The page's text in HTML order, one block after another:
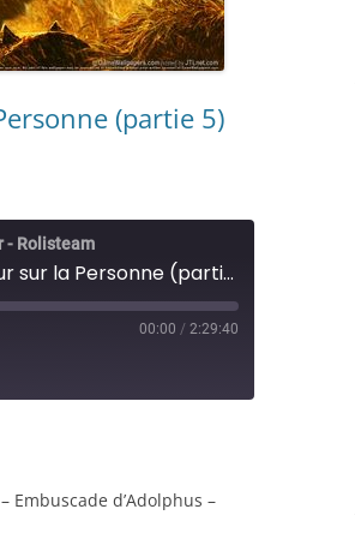
(partie 5)
- Rolisteam
Warhammer - Épisode 8 - Erreur sur la Personne (partie 5)
00:00 / 2:29:40
d’Adolphus –